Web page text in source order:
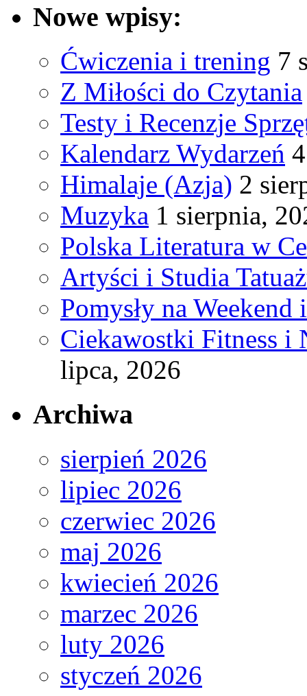
Nowe wpisy:
Ćwiczenia i trening 7
Z Miłości do Czytania
Testy i Recenzje
Kalendarz Wydarzeń
Himalaje (Azja) 2
Muzyka 1 sierpnia,
Polska Literatura w
Artyści i Studia
Pomysły na
Ciekawostki Fitness i
lipca, 2026
Archiwa
sierpień 2026
lipiec 2026
czerwiec 2026
maj 2026
kwiecień 2026
marzec 2026
luty 2026
styczeń 2026